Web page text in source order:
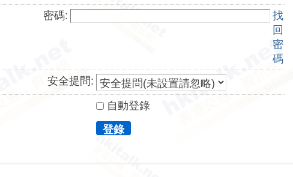
密碼:
找
回
密
碼
安全提問:
自動登錄
登錄